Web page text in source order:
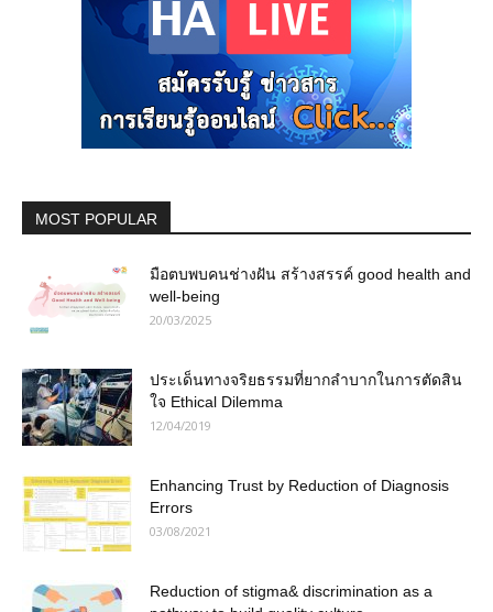
MOST POPULAR
มือตบพบคนช่างฝัน สร้างสรรค์ good health and
well-being
20/03/2025
ประเด็นทางจริยธรรมที่ยากลำบากในการตัดสิน
ใจ Ethical Dilemma
12/04/2019
Enhancing Trust by Reduction of Diagnosis
Errors
03/08/2021
Reduction of stigma& discrimination as a